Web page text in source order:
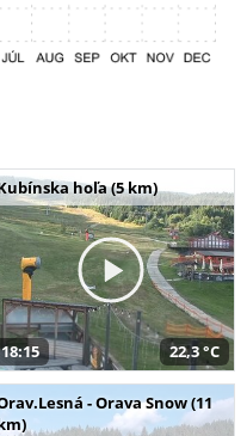
hoľa (5 km)
18:15 22,3 °C
- Orava Snow (11